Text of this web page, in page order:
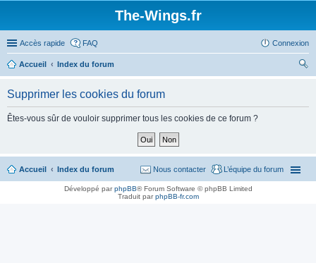
The-Wings.fr
Accès rapide FAQ Connexion
Accueil
Index du forum
Supprimer les cookies du forum
Êtes-vous sûr de vouloir supprimer tous les cookies de ce forum ?
Accueil Index du forum L’équipe du forum
Nous contacter
Développé parphpBB® Forum Software © phpBB Limited
Traduit parphpBB-fr.com